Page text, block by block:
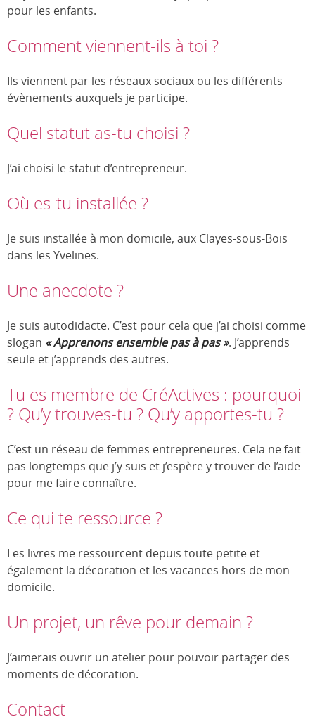
pour les enfants.
Comment viennent-ils à toi ?
Ils viennent par les réseaux sociaux ou les différents
évènements auxquels je participe.
Quel statut as-tu choisi ?
J’ai choisi le statut d’entrepreneur.
Où es-tu installée ?
Je suis installée à mon domicile, aux Clayes-sous-Bois
dans les Yvelines.
Une anecdote ?
Je suis autodidacte. C’est pour cela que j’ai choisi comme
slogan « Apprenons ensemble pas à pas ». J’apprends
seule et j’apprends des autres.
Tu es membre de CréActives : pourquoi
? Qu’y trouves-tu ? Qu’y apportes-tu ?
C’est un réseau de femmes entrepreneures. Cela ne fait
pas longtemps que j’y suis et j’espère y trouver de l’aide
pour me faire connaître.
Ce qui te ressource ?
Les livres me ressourcent depuis toute petite et
également la décoration et les vacances hors de mon
domicile.
Un projet, un rêve pour demain ?
J’aimerais ouvrir un atelier pour pouvoir partager des
moments de décoration.
Contact